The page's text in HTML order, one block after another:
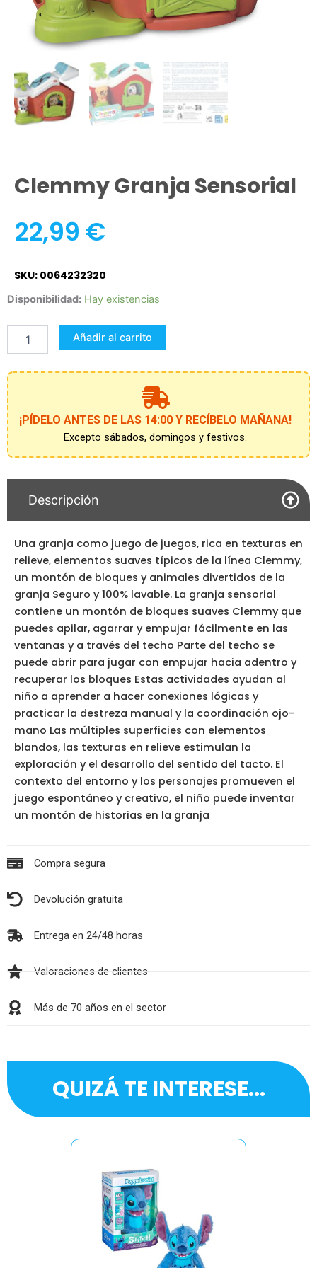
Clemmy Granja Sensorial
22,99 €
SKU: 0064232320
Disponibilidad: Hay existencias
Clemmy
sensorial
cantidad
Añadir al carrito
¡PÍDELO ANTES DE LAS 14:00 Y RECÍBELO MAÑANA!
Excepto sábados, domingos y festivos.
Descripción
Una granja como juego de juegos, rica en texturas en
relieve, elementos suaves típicos de la línea Clemmy,
un montón de bloques y animales divertidos de la
granja Seguro y 100% lavable. La granja sensorial
contiene un montón de bloques suaves Clemmy que
puedes apilar, agarrar y empujar fácilmente en las
ventanas y a través del techo Parte del techo se
puede abrir para jugar con empujar hacia adentro y
recuperar los bloques Estas actividades ayudan al
niño a aprender a hacer conexiones lógicas y
practicar la destreza manual y la coordinación ojo-
mano Las múltiples superficies con elementos
blandos, las texturas en relieve estimulan la
exploración y el desarrollo del sentido del tacto. El
contexto del entorno y los personajes promueven el
juego espontáneo y creativo, el niño puede inventar
un montón de historias en la granja
Compra segura
Devolución gratuita
Entrega en 24/48 horas
Valoraciones de clientes
Más de 70 años en el sector
QUIZÁ TE INTERESE...